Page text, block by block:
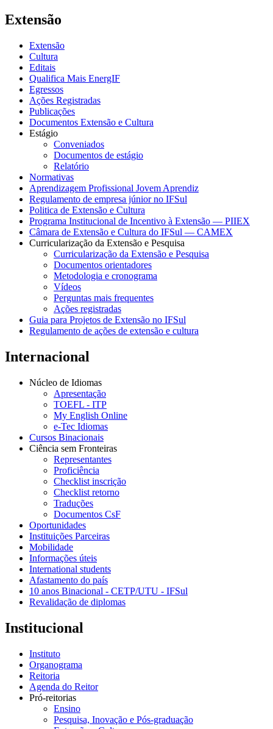
Extensão
Extensão
Cultura
Editais
Qualifica Mais EnergIF
Egressos
Ações Registradas
Publicações
Documentos Extensão e Cultura
Estágio
Conveniados
Documentos de estágio
Relatório
Normativas
Aprendizagem Profissional Jovem Aprendiz
Regulamento de empresa júnior no IFSul
Politica de Extensão e Cultura
Programa Institucional de Incentivo à Extensão — PIIEX
Câmara de Extensão e Cultura do IFSul — CAMEX
Curricularização da Extensão e Pesquisa
Curricularização da Extensão e Pesquisa
Documentos orientadores
Metodologia e cronograma
Vídeos
Perguntas mais frequentes
Ações registradas
Guia para Projetos de Extensão no IFSul
Regulamento de ações de extensão e cultura
Internacional
Núcleo de Idiomas
Apresentação
TOEFL - ITP
My English Online
e-Tec Idiomas
Cursos Binacionais
Ciência sem Fronteiras
Representantes
Proficiência
Checklist inscrição
Checklist retorno
Traduções
Documentos CsF
Oportunidades
Instituições Parceiras
Mobilidade
Informações úteis
International students
Afastamento do país
10 anos Binacional - CETP/UTU - IFSul
Revalidação de diplomas
Institucional
Instituto
Organograma
Reitoria
Agenda do Reitor
Pró-reitorias
Ensino
Pesquisa, Inovação e Pós-graduação